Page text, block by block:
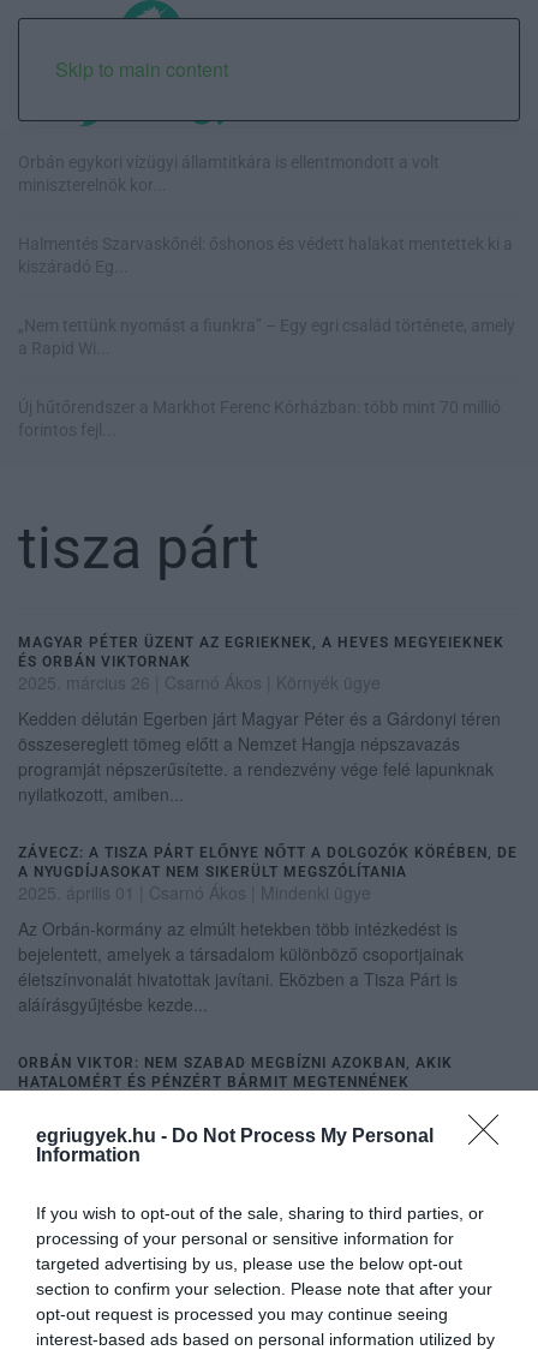
egriugyek.hu - Do Not Process My Personal
Information
If you wish to opt-out of the sale, sharing to third parties, or
processing of your personal or sensitive information for
targeted advertising by us, please use the below opt-out
section to confirm your selection. Please note that after your
opt-out request is processed you may continue seeing
interest-based ads based on personal information utilized by
Skip to main content
Orbán egykori vízügyi államtitkára is ellentmondott a volt
miniszterelnök kor...
Halmentés Szarvaskőnél: őshonos és védett halakat mentettek ki a
kiszáradó Eg...
„Nem tettünk nyomást a fiunkra” – Egy egri család története, amely
a Rapid Wi...
Új hűtőrendszer a Markhot Ferenc Kórházban: több mint 70 millió
forintos fejl...
tisza párt
MAGYAR PÉTER ÜZENT AZ EGRIEKNEK, A HEVES MEGYEIEKNEK
ÉS ORBÁN VIKTORNAK
2025. március 26 | Csarnó Ákos |
Környék ügye
Kedden délután Egerben járt Magyar Péter és a Gárdonyi téren
összesereglett tömeg előtt a Nemzet Hangja népszavazás
programját népszerűsítette. a rendezvény vége felé lapunknak
nyilatkozott, amiben...
ZÁVECZ: A TISZA PÁRT ELŐNYE NŐTT A DOLGOZÓK KÖRÉBEN, DE
A NYUGDÍJASOKAT NEM SIKERÜLT MEGSZÓLÍTANIA
2025. április 01 | Csarnó Ákos | Mindenki ügye
Az Orbán-kormány az elmúlt hetekben több intézkedést is
bejelentett, amelyek a társadalom különböző csoportjainak
életszínvonalát hivatottak javítani. Eközben a Tisza Párt is
aláírásgyűjtésbe kezde...
ORBÁN VIKTOR: NEM SZABAD MEGBÍZNI AZOKBAN, AKIK
HATALOMÉRT ÉS PÉNZÉRT BÁRMIT MEGTENNÉNEK
A miniszterelnök a Kossuth Rádió péntek reggeli műsorában
értékelte a kormány munkáját, és hangsúlyozta: céljuk a
„vámbéke” megte...
BAYER ZSOLT ÉS A CIVIL ÖSSZEFOGÁS FÓRUM DEMONSTRÁCIÓT
SZERVEZ A MILLENÁRISRA KOLLÁR KINGA BRÜSSZELI BESZÉDE
MIATT
2025. április 12| Csarnó Ákos |Mindenki ügye